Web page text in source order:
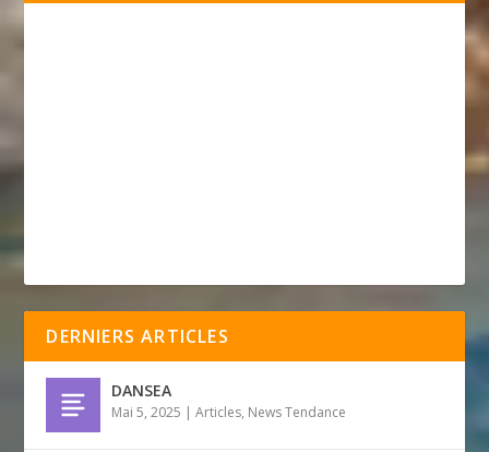
DERNIERS ARTICLES
DANSEA
Mai 5, 2025 |Articles, News Tendance